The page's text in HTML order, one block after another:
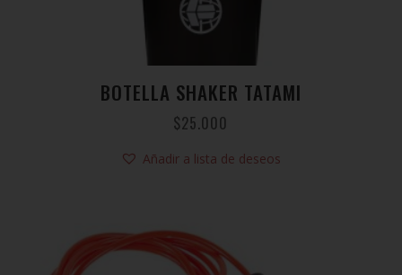
BOTELLA SHAKER TATAMI
$25.000
Añadir a lista de deseos